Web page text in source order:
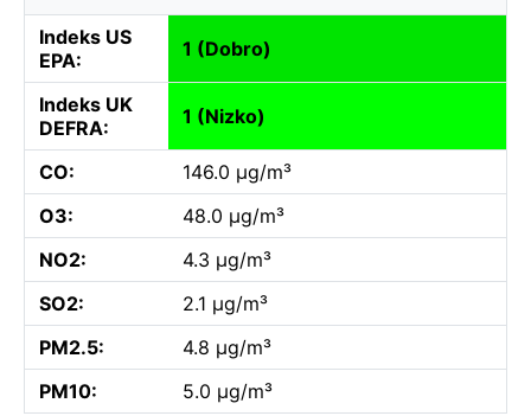
Indeks US
EPA:
1 (Dobro)
Indeks UK
DEFRA:
1 (Nizko)
CO:
146.0 µg/m³
O3:
48.0 µg/m³
NO2:
4.3 µg/m³
SO2:
2.1 µg/m³
PM2.5:
4.8 µg/m³
PM10:
5.0 µg/m³